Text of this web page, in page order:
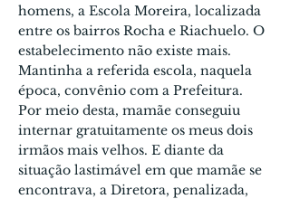
homens, a Escola Moreira, localizada
entre os bairros Rocha e Riachuelo. O
estabelecimento não existe mais.
Manti­nha a referida escola, naquela
época, convênio com a Prefeitura.
Por meio desta, mamãe conseguiu
internar gratuitamente os meus dois
irmãos mais velhos. E diante da
situação lastimável em que mamãe se
encontrava, a Diretora, penalizada,